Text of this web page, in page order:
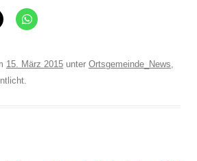
15. März 2015 unter Ortsgemeinde_News,